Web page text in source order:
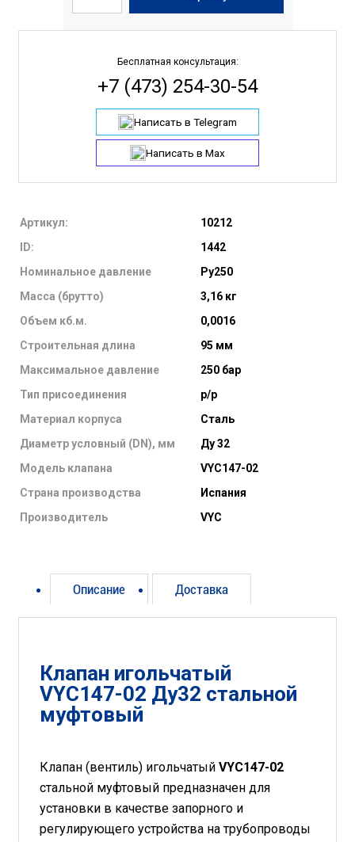
Артикул:
10212
ID:
1442
Номинальное давление
Ру250
Масса (брутто)
3,16 кг
Объем кб.м.
0,0016
Строительная длина
95 мм
Максимальное давление
250 бар
Тип присоединения
р/р
Материал корпуса
Сталь
Диаметр условный (DN), мм
Ду 32
Модель клапана
VYC147-02
Страна производства
Испания
Производитель
VYC
Бесплатная консультация:
+7 (473) 254-30-54
Написать в Telegram
Написать в Max
Описание Доставка
Клапан игольчатый
VYC147-02 Ду32 стальной
муфтовый
Клапан (вентиль) игольчатый VYC147-02
стальной муфтовый предназначен для
установки в качестве запорного и
регулирующего устройства на трубопроводы